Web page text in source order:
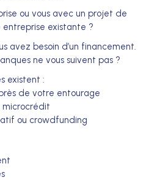
ou vous avec un projet de
existante ?
avez besoin d’un financement.
ne vous suivent pas ?
existent :
de votre entourage
microcrédit
ou crowdfunding